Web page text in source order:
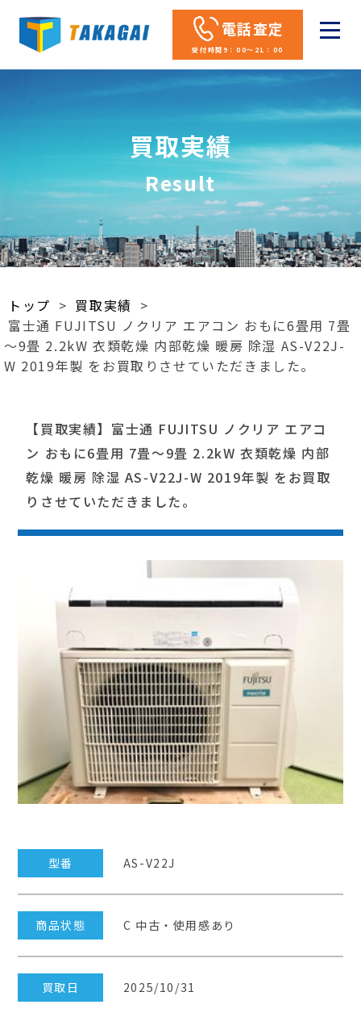
電話査定
受付時間9：00～21：00
買取実績
Result
トップ > 買取実績 >
富士通 FUJITSU ノクリア エアコン おもに6畳用 7畳
～9畳 2.2kW 衣類乾燥 内部乾燥 暖房 除湿 AS-V22J-
W 2019年製 をお買取りさせていただきました。
【買取実績】富士通 FUJITSU ノクリア エアコ
ン おもに6畳用 7畳～9畳 2.2kW 衣類乾燥 内部
乾燥 暖房 除湿 AS-V22J-W 2019年製 をお買取
りさせていただきました。
型番 AS-V22J
商品状態 C 中古・使用感あり
買取日 2025/10/31